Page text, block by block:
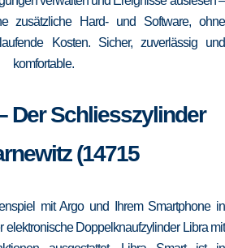
zusätzliche Hard- und Software, ohne
Kosten. Sicher, zuverlässig und
komfortable.
Der Schliesszylinder
(14715
mit Argo und Ihrem Smartphone in
elektronische Doppelknaufzylinder Libra mit